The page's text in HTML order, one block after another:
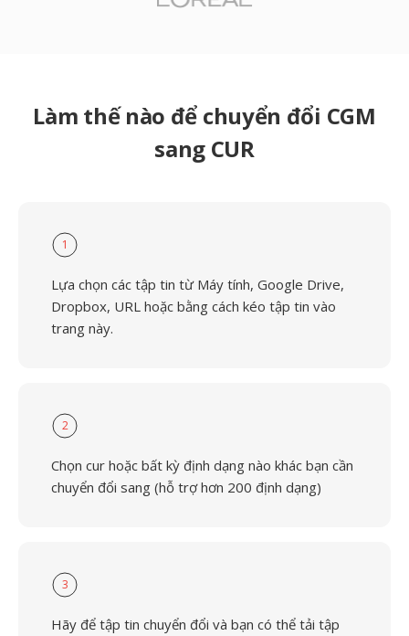
Làm thế nào để chuyển đổi CGM
sang CUR
1
Lựa chọn các tập tin từ Máy tính, Google Drive,
Dropbox, URL hoặc bằng cách kéo tập tin vào
trang này.
2
Chọn cur hoặc bất kỳ định dạng nào khác bạn cần
chuyển đổi sang (hỗ trợ hơn 200 định dạng)
3
Hãy để tập tin chuyển đổi và bạn có thể tải tập